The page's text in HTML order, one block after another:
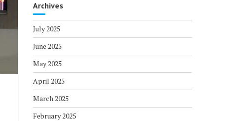
Archives
July 2025
June 2025
May 2025
April 2025
March 2025
February 2025